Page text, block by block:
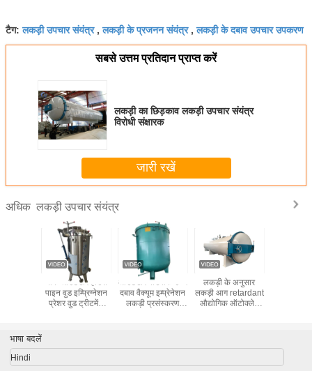
टैग:लकड़ी उपचार संयंत्र,लकड़ी के प्रजनन संयंत्र,लकड़ी के दबाव उपचार उपकरण
सबसे उत्तम प्रतिदान प्राप्त करें
लकड़ी का छिड़काव लकड़ी उपचार संयंत्र
विरोधी संक्षारक
जारी रखें
अधिक लकड़ी उपचार संयंत्र
थोक आउटडोर हाउस
पाइन वुड इम्प्रिग्नेशन
प्रेशर वुड ट्रीटमेंट
आउटडोर बोर्डवॉक उच्च
दबाव वैक्यूम इम्प्रेनेशन
लकड़ी प्रसंस्करण
लकड़ी के अनुसार
लकड़ी आग retardant
औद्योगिक ऑटोक्लेव
भाषा बदलें
Hindi